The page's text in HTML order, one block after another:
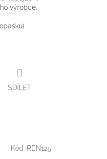
výrobce.
SDÍLET
Kód: REN125